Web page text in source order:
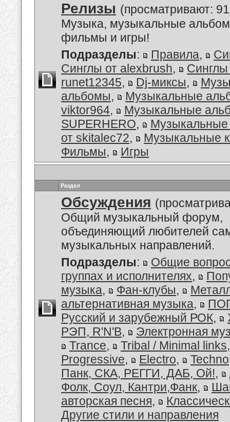
Релизы (просматривают:
Музыка, музыкальные
фильмы и игры!
Подразделы: Правила,
Синглы от alexbrush,
Синглы
runet12345, Dj-миксы,
альбомы,
Музыкальные
viktor964,
Музыкальные
SUPERHERO,
от skitalec72,
Музыкальные
Фильмы, Игры
Раздел
Обсуждения
Общий музыкальный форум,
объединяющий любителей
музыкальных направлений.
Подразделы:
Общие
группах и исполнителях,
музыка, Фан-клубы,
альтернативная музыка,
Русский и зарубежный РОК,
РЭП, R'N'B,
Электронная
Trance, Tribal / Minimal links
Progressive, Electro, Techno
Панк, СКА, РЕГГИ, ДАБ, Ой!,
Фолк, Соул, Кантри,Фанк,
авторская песня,
Другие стили и направления